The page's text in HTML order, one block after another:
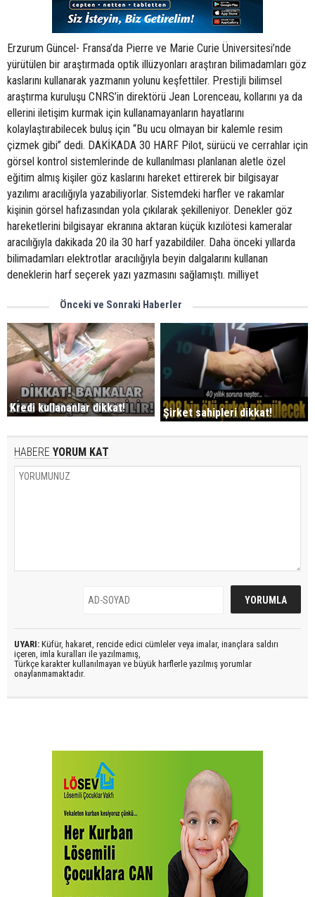
Erzurum Güncel- Fransa’da Pierre ve Marie Curie Üniversitesi’nde
yürütülen bir araştırmada optik illüzyonları araştıran bilimadamları göz
kaslarını kullanarak yazmanın yolunu keşfettiler. Prestijli bilimsel
araştırma kuruluşu CNRS’in direktörü Jean Lorenceau, kollarını ya da
ellerini iletişim kurmak için kullanamayanların hayatlarını
kolaylaştırabilecek buluş için “Bu ucu olmayan bir kalemle resim
çizmek gibi” dedi. DAKİKADA 30 HARF Pilot, sürücü ve cerrahlar için
görsel kontrol sistemlerinde de kullanılması planlanan aletle özel
eğitim almış kişiler göz kaslarını hareket ettirerek bir bilgisayar
yazılımı aracılığıyla yazabiliyorlar. Sistemdeki harfler ve rakamlar
kişinin görsel hafızasından yola çıkılarak şekilleniyor. Denekler göz
hareketlerini bilgisayar ekranına aktaran küçük kızılötesi kameralar
aracılığıyla dakikada 20 ila 30 harf yazabildiler. Daha önceki yıllarda
bilimadamları elektrotlar aracılığıyla beyin dalgalarını kullanan
deneklerin harf seçerek yazı yazmasını sağlamıştı. milliyet
Önceki ve Sonraki Haberler
Kredi kullananlar dikkat! Şirket sahipleri dikkat!
HABERE YORUM KAT
UYARI: Küfür, hakaret, rencide edici cümleler veya imalar, inançlara saldırı
içeren, imla kuralları ile yazılmamış,
Türkçe karakter kullanılmayan ve büyük harflerle yazılmış yorumlar
onaylanmamaktadır.